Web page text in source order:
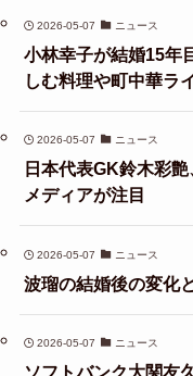
2026-05-07 ニュース
小林幸子が結婚15年
しむ料理や町中華ラ
2026-05-07 ニュース
日本代表GK鈴木彩
メディアが注目
2026-05-07 ニュース
波瑠の結婚後の変化
2026-05-07 ニュース
ソフトバンク大関友